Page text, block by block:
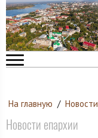
На главную / Новости
Новости епархии